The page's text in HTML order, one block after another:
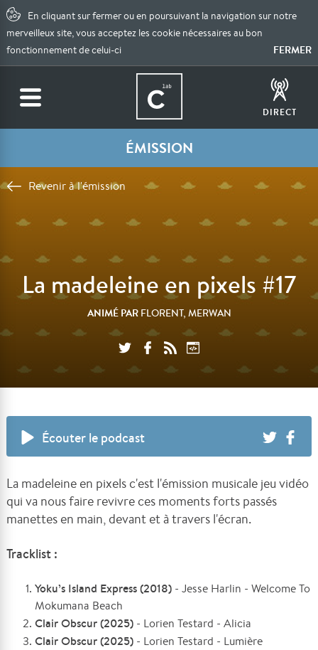
En cliquant sur fermer ou en poursuivant la navigation sur notre
merveilleux site, vous acceptez les cookie nécessaires au bon
fonctionnement de celui-ci
FERMER
DIRECT
ÉMISSION
Revenir à l'émission
La madeleine en pixels #17
ANIMÉ PAR FLORENT, MERWAN
Écouter le podcast
La madeleine en pixels c'est l'émission musicale jeu vidéo
qui va nous faire revivre ces moments forts passés
manettes en main, devant et à travers l'écran.
Tracklist :
Yoku’s Island Express (2018) - Jesse Harlin - Welcome To
Mokumana Beach
Clair Obscur (2025) - Lorien Testard - Alicia
Clair Obscur (2025) - Lorien Testard - Lumière